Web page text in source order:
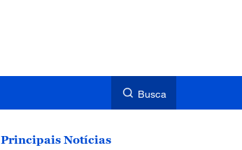
Busca
Principais Notícias